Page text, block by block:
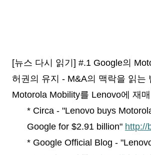
[뉴스 다시 읽기] #.1 Google의
허권의 유지 - M&A의 맥락을 읽는
Motorola Mobility를 Lenovo에 재
* Circa - "Lenovo buys
Google for $2.91 billion" http://
* Google Official Blog -